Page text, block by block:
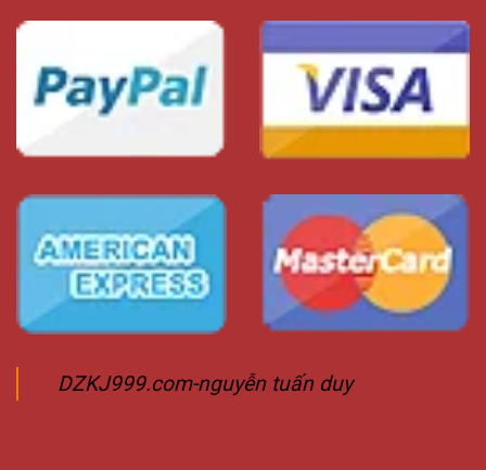
DZKJ999.com-nguyễn tuấn duy